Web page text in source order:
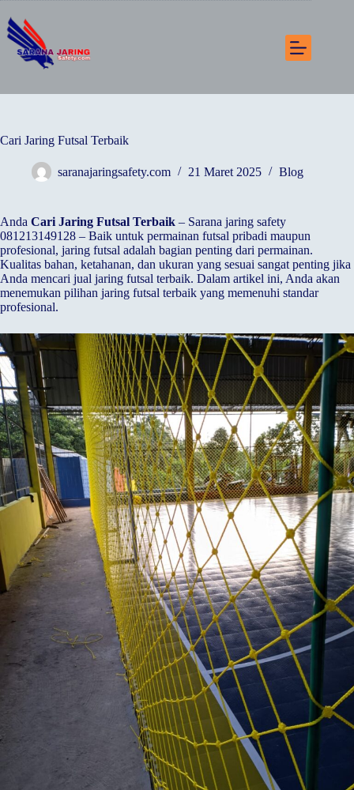
to
content
Cari Jaring Futsal Terbaik
saranajaringsafety.com 21 Maret 2025 Blog
Anda Cari Jaring Futsal Terbaik – Sarana jaring safety
081213149128 – Baik untuk permainan futsal pribadi maupun
profesional, jaring futsal adalah bagian penting dari permainan.
Kualitas bahan, ketahanan, dan ukuran yang sesuai sangat penting jika
Anda mencari jual jaring futsal terbaik. Dalam artikel ini, Anda akan
menemukan pilihan jaring futsal terbaik yang memenuhi standar
profesional.